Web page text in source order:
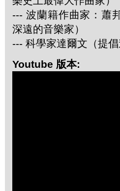
--- 波蘭籍作曲家：蕭
深遠的音樂家）
--- 科學家達爾文（提
Youtube 版本: